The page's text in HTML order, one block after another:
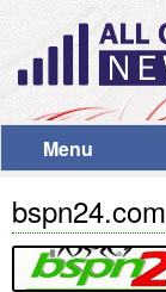
Menu
bspn24.com